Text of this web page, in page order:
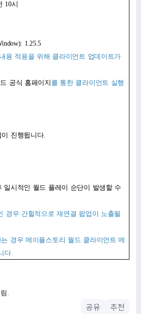
10시
1.25.5
용 적용을 위해 클라이언트 업데이트가
공식 홈페이지 를 통한 클라이언트 실행
진행됩니다.
일시적인 월드 플레이 순단이 발생할 수
우 간헐적으로 재연결 팝업이 노출될
경우 메이플스토리 월드 클라이언트 메
다.
.
공유 추천